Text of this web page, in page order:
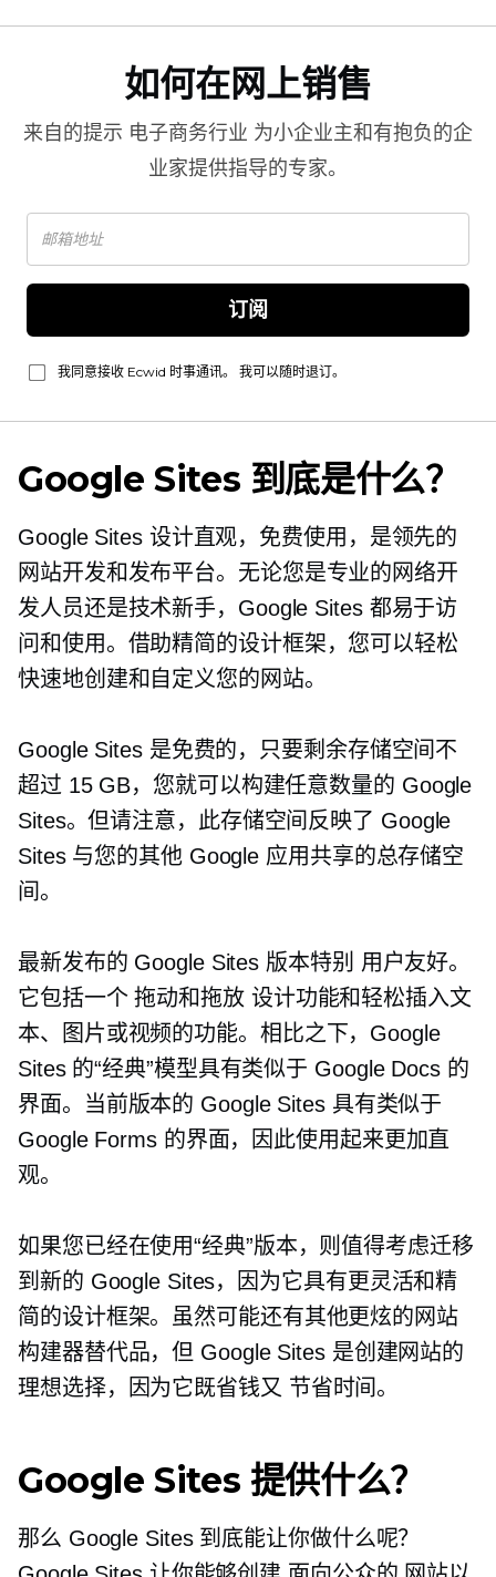
如何在网上销售
来自的提示 电子商务行业 为小企业主和有抱负的企
业家提供指导的专家。
订阅
我同意接收 Ecwid 时事通讯。 我可以随时退订。
Google Sites 到底是什么？
Google Sites 设计直观，免费使用，是领先的
网站开发和发布平台。无论您是专业的网络开
发人员还是技术新手，Google Sites 都易于访
问和使用。借助精简的设计框架，您可以轻松
快速地创建和自定义您的网站。
Google Sites 是免费的，只要剩余存储空间不
超过 15 GB，您就可以构建任意数量的 Google
Sites。但请注意，此存储空间反映了 Google
Sites 与您的其他 Google 应用共享的总存储空
间。
最新发布的 Google Sites 版本特别 用户友好。
它包括一个拖动和拖放设计功能和轻松插入文
本、图片或视频的功能。相比之下，Google
Sites 的“经典”模型具有类似于 Google Docs 的
界面。当前版本的 Google Sites 具有类似于
Google Forms 的界面，因此使用起来更加直
观。
如果您已经在使用“经典”版本，则值得考虑迁移
到新的 Google Sites，因为它具有更灵活和精
简的设计框架。虽然可能还有其他更炫的网站
构建器替代品，但 Google Sites 是创建网站的
理想选择，因为它既省钱又 节省时间。
Google Sites 提供什么？
那么 Google Sites 到底能让你做什么呢？